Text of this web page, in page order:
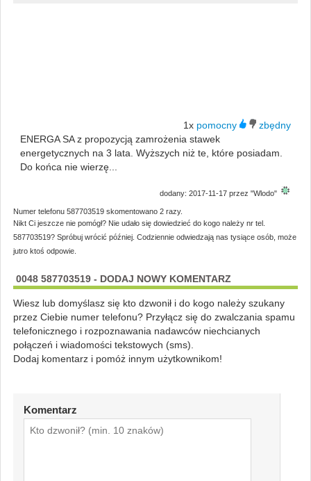
1x
ENERGA SA z propozycją zamrożenia stawek
energetycznych na 3 lata. Wyższych niż te, które posiadam.
Do końca nie wierzę...
dodany: 2017-11-17 przez "Wlodo"
Numer telefonu 587703519 skomentowano 2 razy.
Nikt Ci jeszcze nie pomógł? Nie udało się dowiedzieć do kogo należy nr tel.
587703519? Spróbuj wrócić później. Codziennie odwiedzają nas tysiące osób, może
jutro ktoś odpowie.
0048 587703519 - DODAJ NOWY KOMENTARZ
Wiesz lub domyślasz się kto dzwonił i do kogo należy szukany
przez Ciebie numer telefonu? Przyłącz się do zwalczania spamu
telefonicznego i rozpoznawania nadawców niechcianych
połączeń i wiadomości tekstowych (sms).
Dodaj komentarz i pomóż innym użytkownikom!
Komentarz